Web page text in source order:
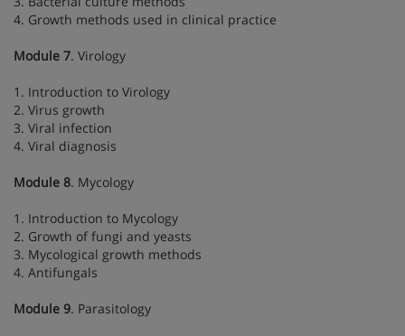
4. Growth methods used in clinical practice
Module 7. Virology
1. Introduction to Virology
2. Virus growth
3. Viral infection
4. Viral diagnosis
Module 8. Mycology
1. Introduction to Mycology
2. Growth of fungi and yeasts
3. Mycological growth methods
4. Antifungals
Module 9. Parasitology